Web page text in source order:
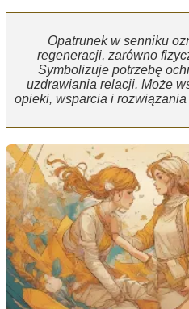
Opatrunek w senniku
regeneracji, zarówno
Symbolizuje potrzebę
uzdrawiania relacji. Może
opieki, wsparcia i